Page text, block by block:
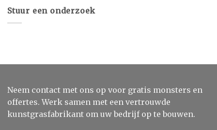
Stuur een onderzoek
Neem contact met ons op voor gratis monsters en
offertes. Werk samen met een vertrouwde
kunstgrasfabrikant om uw bedrijf op te bouwen.